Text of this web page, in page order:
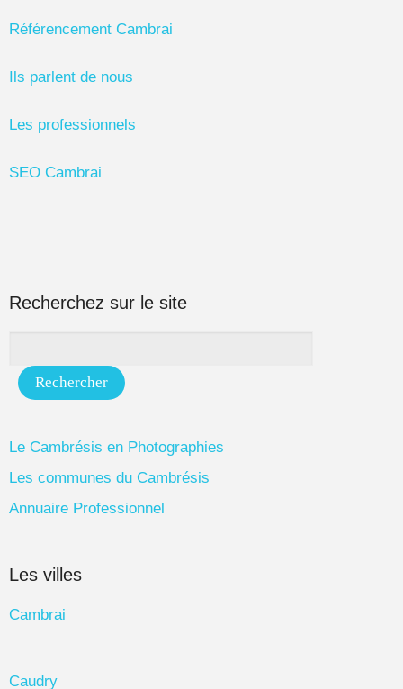
Référencement Cambrai
Ils parlent de nous
Les professionnels
SEO Cambrai
Recherchez sur le site
Le Cambrésis en Photographies
Les communes du Cambrésis
Annuaire Professionnel
Les villes
Cambrai
Caudry